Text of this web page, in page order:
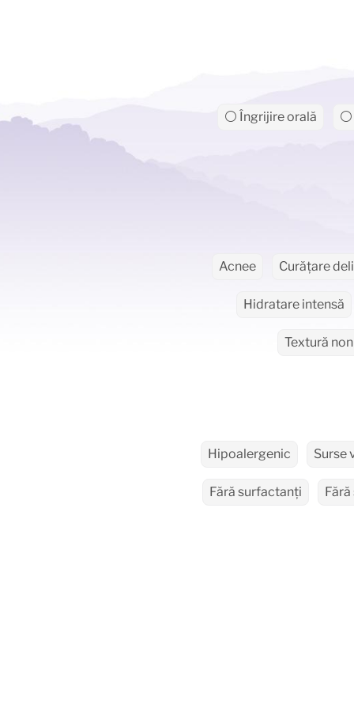
⚪ Îngrijire orală
Acnee Curățare
Hidratare intensă
Textură
Hipoalergenic Surse
Fără surfactanți